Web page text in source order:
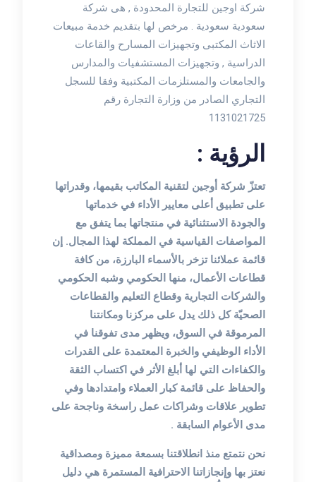
شركة اوجين للتجارة المحدودة , هى شركة
سعودية سعودية . مرخص لها بتقديم خدمة مبيعات
الاثاث المكتبى وتجهيزات المسارح والقاعات
الدراسية , وتجهيزات المستشفيات والمدارس
والجامعات والمستلزمات المكتبية وفقا للسجل
التجاري الصادر من وزارة التجارة رقم
1131021725
الرؤية :
تعتزّ شركة أوجين لتقنية المكاتب بقيمها، وقدراتها
على تطبيق أعلى معايير الأداء في خدماتها
والجودة الاستثنائية في منتجاتها بما يتفق مع
المواصفات القياسية في المملكة لهذا المجال. إن
قائمة عملائنا تزخر بالأسماء البارزة، من كافة
قطاعات الأعمال، منها الحكومي وشبه الحكومي
والشركات التجارية وقطاع التعليم والقطاعات
الصحيّة كل ذلك يدل على مركزنا ومكانتنا
المرموقة في السوق، ويظهر مدى تفوقنا في
الأداء الوظيفي والخبرة المعتمدة على القدرات
والكفاءات التي لها أبلغ الأثر في اكتساب الثقة
والحفاظ على قائمة كبار العملاء وامتدادها وفي
تطوير علاقات وشراكات عمل راسخة وناجحة على
مدى الأعوام السابقة .
نحن نتمتع منذ انطلاقتنا بسمعة مميزة ومصداقية
نعتز بها وإنجازاتنا الاحترافية المستمرة هي دليل